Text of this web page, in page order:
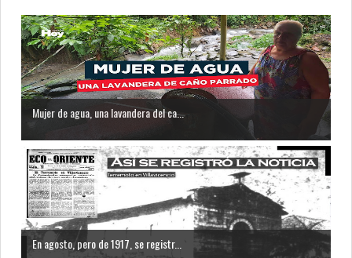
Mujer de agua, una lavandera del ca...
En agosto, pero de 1917, se registr...